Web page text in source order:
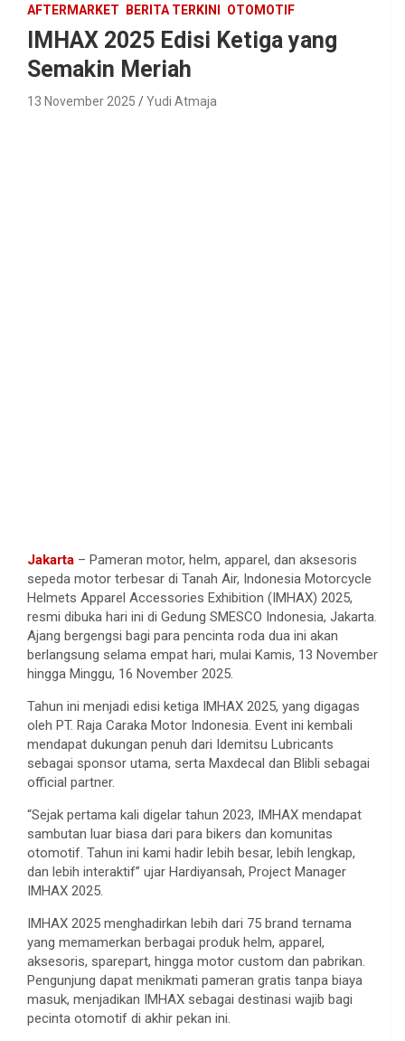
AFTERMARKET BERITA TERKINI OTOMOTIF
IMHAX 2025 Edisi Ketiga yang
Semakin Meriah
13 November 2025 Yudi Atmaja
Jakarta – Pameran motor, helm, apparel, dan aksesoris
sepeda motor terbesar di Tanah Air, Indonesia Motorcycle
Helmets Apparel Accessories Exhibition (IMHAX) 2025,
resmi dibuka hari ini di Gedung SMESCO Indonesia, Jakarta.
Ajang bergengsi bagi para pencinta roda dua ini akan
berlangsung selama empat hari, mulai Kamis, 13 November
hingga Minggu, 16 November 2025.
Tahun ini menjadi edisi ketiga IMHAX 2025, yang digagas
oleh PT. Raja Caraka Motor Indonesia. Event ini kembali
mendapat dukungan penuh dari Idemitsu Lubricants
sebagai sponsor utama, serta Maxdecal dan Blibli sebagai
official partner.
“Sejak pertama kali digelar tahun 2023, IMHAX mendapat
sambutan luar biasa dari para bikers dan komunitas
otomotif. Tahun ini kami hadir lebih besar, lebih lengkap,
dan lebih interaktif” ujar Hardiyansah, Project Manager
IMHAX 2025.
IMHAX 2025 menghadirkan lebih dari 75 brand ternama
yang memamerkan berbagai produk helm, apparel,
aksesoris, sparepart, hingga motor custom dan pabrikan.
Pengunjung dapat menikmati pameran gratis tanpa biaya
masuk, menjadikan IMHAX sebagai destinasi wajib bagi
pecinta otomotif di akhir pekan ini.